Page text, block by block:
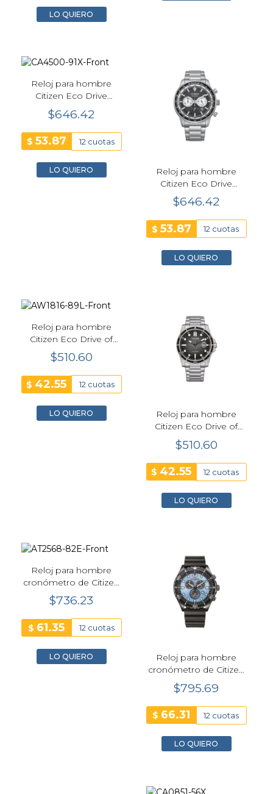
LO QUIERO
Reloj para hombre
Citizen Eco Drive
chrono aviation verde
CA4500-91X
$646.42
$ 53.87 12 cuotas
LO QUIERO
Reloj para hombre
Citizen Eco Drive
chrono aviation negro
CA4500-91E
$646.42
$ 53.87 12 cuotas
LO QUIERO
Reloj para hombre
Citizen Eco Drive of
marine verde - AW1816-
89L
$510.60
$ 42.55 12 cuotas
LO QUIERO
Reloj para hombre
Citizen Eco Drive of
marine negro -
AW1816-89E
$510.60
$ 42.55 12 cuotas
LO QUIERO
Reloj para hombre
cronómetro de Citizen
Eco Drive plateado -
AT2568-82E
$736.23
$ 61.35 12 cuotas
LO QUIERO
Reloj para hombre
cronómetro de Citizen
Eco Drive negro -
AT2567-18L
$795.69
$ 66.31 12 cuotas
LO QUIERO